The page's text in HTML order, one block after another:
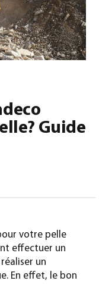
– French)
Guide
votre pelle
effectuer un
un
En effet, le bon